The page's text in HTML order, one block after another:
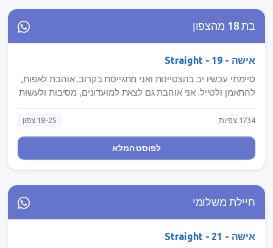
בת 18 מהצפון
אישה - Straight - 19
סיימתי עכשיו יב בהצטיינות ואני מתגייסת בקרוב. אוהבת לאפות,
להתאמן ולטייל. אני אוהבת גם לצאת למועדונים, מסיבות ולעשות
1734 צפיות 18-25 צפון
לפוסט המלא
חיילת משלומי
אישה - Straight - 21